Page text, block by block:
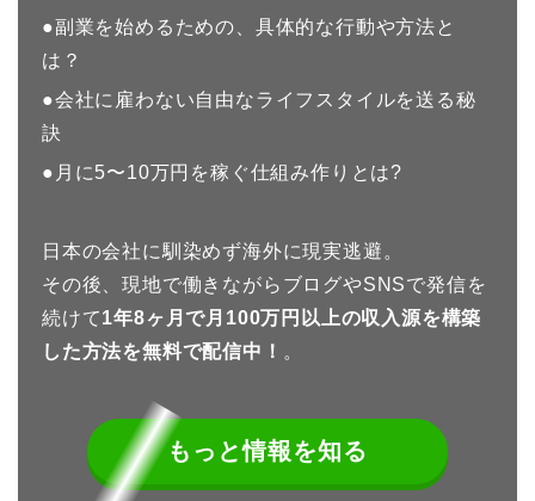
●副業を始めるための、具体的な行動や方法と
は？
●会社に雇わない自由なライフスタイルを送る秘
訣
●月に5〜10万円を稼ぐ仕組み作りとは?
日本の会社に馴染めず海外に現実逃避。
その後、現地で働きながらブログやSNSで発信を
続けて1年8ヶ月で月100万円以上の収入源を構築
した方法を無料で配信中！ 。
もっと情報を知る